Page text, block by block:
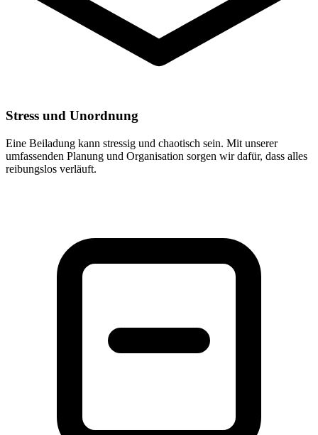
Stress und Unordnung
Eine Beiladung kann stressig und chaotisch sein. Mit unserer
umfassenden Planung und Organisation sorgen wir dafür, dass alles
reibungslos verläuft.